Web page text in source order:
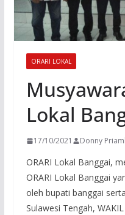
ORARI LOKAL
Lokal
17/10/2021 Donny
ORARI Lokal Banggai,
ORARI Lokal Banggai
oleh bupati banggai
Sulawesi Tengah,